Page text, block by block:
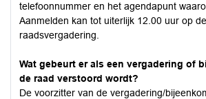
telefoonnummer en het agendapunt
Aanmelden kan tot uiterlijk 12.00 uur op
raadsvergadering.
Wat gebeurt er als een vergadering of
de raad verstoord wordt?
De voorzitter van de vergadering/